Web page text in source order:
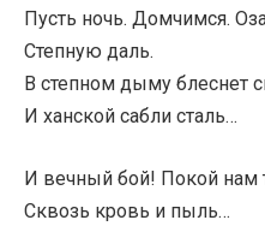
Пусть ночь. Домчимся.
Степную даль.
В степном дыму блеснет
И ханской сабли сталь…
И вечный бой! Покой нам
Сквозь кровь и пыль…